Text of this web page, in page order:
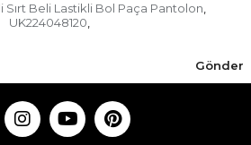
Sırt Beli Lastikli Bol Paça Pantolon,
UK224048120,
Gönder